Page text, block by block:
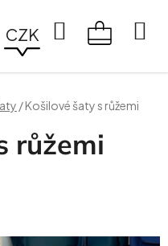
CZK
Hledat
/Košilové šaty s růžemi
růžemi